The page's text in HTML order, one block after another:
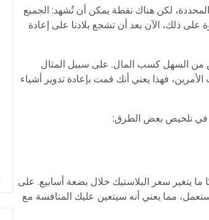
لكن هناك نقطة يمكن أن تُشهد: الجميع
على ذلك، الآن بعد أن تشجع بلادنا على إعادة
من السهل كسب المال. على سبيل المثال
فهذا يعني أنك قمت بإعادة تدوير أشياء
في تلخيص بعض الطرق:
يتغير سعر البلاستيك خلال بضعة أسابيع. على
مما يعني أنه سيتعين عليك المنافسة مع